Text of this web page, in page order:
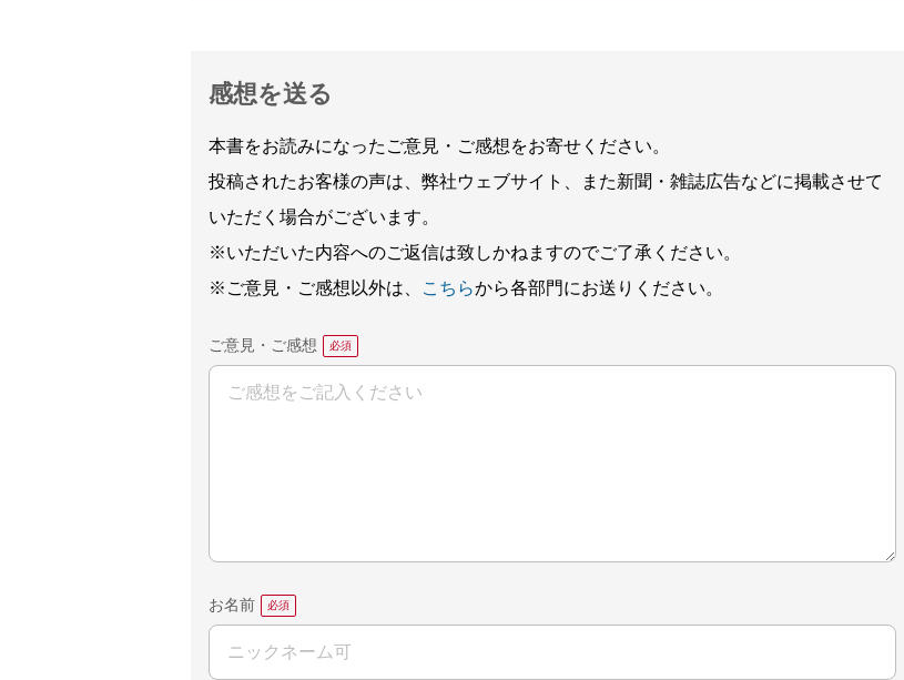
感想を送る
本書をお読みになったご意見・ご感想をお寄せください。
投稿されたお客様の声は、弊社ウェブサイト、また新聞・雑誌広告などに掲載させて
いただく場合がございます。
※いただいた内容へのご返信は致しかねますのでご了承ください。
※ご意見・ご感想以外は、
こちらから各部門にお送りください。
ご意見・ご感想
お名前